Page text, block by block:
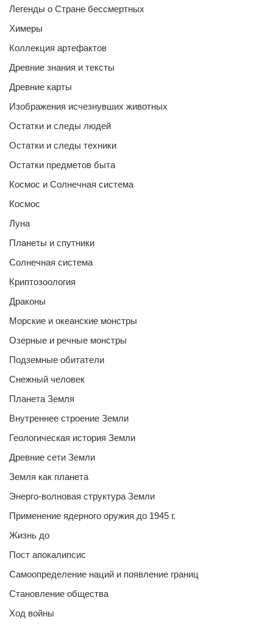
Легенды о Стране бессмертных
Химеры
Коллекция артефактов
Древние знания и тексты
Древние карты
Изображения исчезнувших животных
Остатки и следы людей
Остатки и следы техники
Остатки предметов быта
Космос и Солнечная система
Космос
Луна
Планеты и спутники
Солнечная система
Криптозоология
Драконы
Морские и океанские монстры
Озерные и речные монстры
Подземные обитатели
Снежный человек
Планета Земля
Внутреннее строение Земли
Геологическая история Земли
Древние сети Земли
Земля как планета
Энерго-волновая структура Земли
Применение ядерного оружия до 1945 г.
Жизнь до
Пост апокалипсис
Самоопределение наций и появление границ
Становление общества
Ход войны